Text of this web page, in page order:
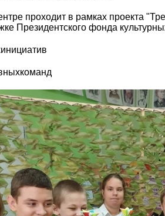
проходит в рамках проекта
Президентского фонда